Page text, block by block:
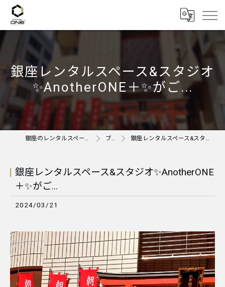
銀座レンタルスペース&スタジオ
✨AnotherONE＋✨がご...
銀座のレンタルスペースならAnother ONE＋ ブログ 銀座レンタルスペース&スタジオ✨AnotherONE＋✨がご...
銀座レンタルスペース&スタジオ✨AnotherONE
＋✨がご...
2024/03/21